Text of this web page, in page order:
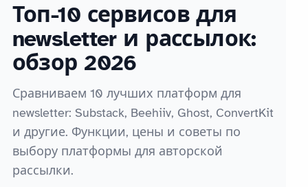
Топ-10 сервисов для
newsletter и рассылок:
обзор 2026
Сравниваем 10 лучших платформ для
newsletter: Substack, Beehiiv, Ghost, ConvertKit
и другие. Функции, цены и советы по
выбору платформы для авторской
рассылки.